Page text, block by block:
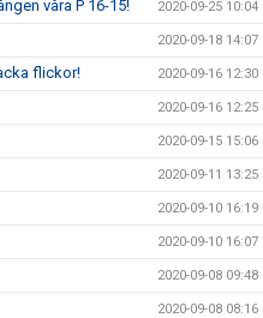
våra P 16-15! 2020-09-25 10:04
2020-09-18 14:07
flickor! 2020-09-16 12:30
2020-09-16 12:25
2020-09-15 15:06
2020-09-11 13:25
2020-09-10 16:19
2020-09-10 16:07
2020-09-08 09:48
2020-09-08 08:16